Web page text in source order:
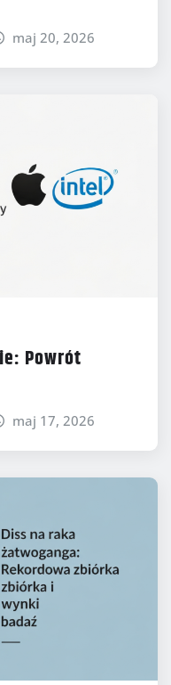
maj 20, 2026
Powrót
maj 17, 2026